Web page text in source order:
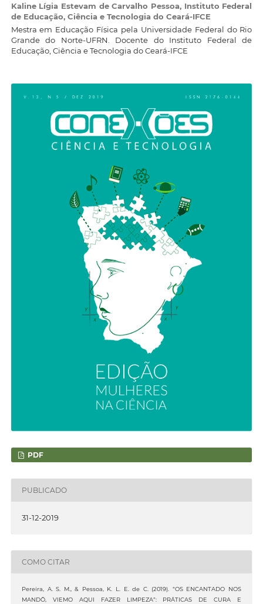
Kaline Lígia Estevam de Carvalho Pessoa, Instituto Federal
de Educação, Ciência e Tecnologia do Ceará-IFCE
Mestra em Educação Física pela Universidade Federal do Rio
Grande do Norte-UFRN. Docente do Instituto Federal de
Educação, Ciência e Tecnologia do Ceará-IFCE
PDF
PUBLICADO
31-12-2019
COMO CITAR
Pereira, A. S. M., & Pessoa, K. L. E. de C. (2019). “OS ENCANTADO NOS
MANDÔ, VIEMO AQUI FAZER LIMPEZA”: PRÁTICAS DE CURA E